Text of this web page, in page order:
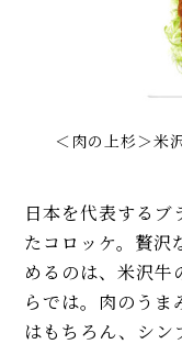
＜肉の上杉＞米
日本を代表するブ
たコロッケ。贅沢
めるのは、米沢牛
らでは。肉のうま
はもちろん、シン